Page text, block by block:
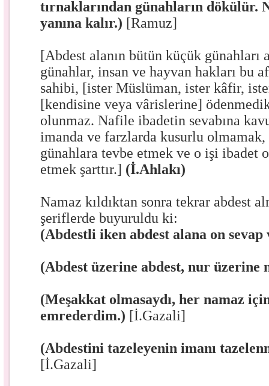
tırnaklarından günahların dökülür.
yanına kalır.) [Ramuz]
[Abdest alanın bütün küçük
günahlar, insan ve hayvan hakları bu
sahibi, [ister Müslüman, ister kâfir,
[kendisine veya vârislerine]
olunmaz. Nafile ibadetin sevabına
imanda ve farzlarda kusurlu olmamak,
günahlara tevbe etmek ve o işi ibadet
etmek şarttır.] (İ.Ahlakı)
Namaz kıldıktan sonra tekrar abdest
şeriflerde buyuruldu ki:
(Abdestli iken abdest alana on
(Abdest üzerine abdest, nur
(Meşakkat olmasaydı, her namaz
emrederdim.) [İ.Gazali]
(Abdestini tazeleyenin imanı
[İ.Gazali]